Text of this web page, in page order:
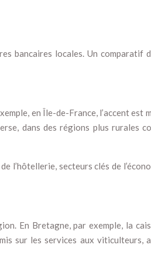
bancaires locales. Un comparatif
en Île-de-France, l’accent
dans des régions plus rurales
l’hôtellerie, secteurs clés de
En Bretagne, par exemple, la
sur les services aux viticulteurs,